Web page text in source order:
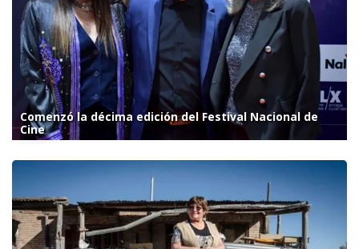
Comenzó la décima edición del Festival Nacional de
Cine